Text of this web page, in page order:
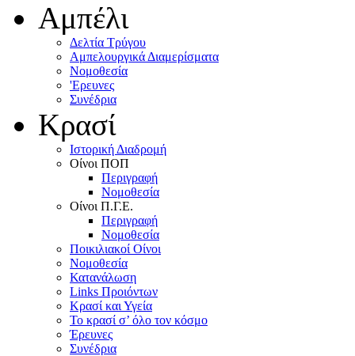
Αμπέλι
Δελτία Τρύγου
Αμπελουργικά Διαμερίσματα
Nομοθεσία
'Eρευνες
Συνέδρια
Κρασί
Iστορική Διαδρομή
Oίνοι ΠOΠ
Περιγραφή
Nομοθεσία
Oίνοι Π.Γ.E.
Περιγραφή
Νομοθεσία
Ποικιλιακοί Oίνοι
Nομοθεσία
Κατανάλωση
Links Προιόντων
Κρασί και Υγεία
To κρασί σ’ όλο τον κόσμο
Έρευνες
Συνέδρια